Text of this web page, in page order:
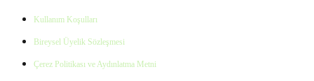
Kullanım Koşulları
Bireysel Üyelik Sözleşmesi
Çerez Politikası ve Aydınlatma Metni